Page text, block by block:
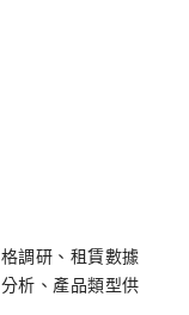
調研、租賃數據
析、產品類型供